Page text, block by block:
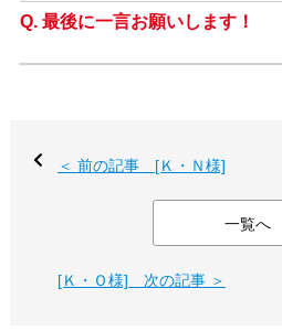
最後に一言お願いします！
＜ 前の記事 [Ｋ・Ｎ様]
一覧へ
[Ｋ・Ｏ様] 次の記事 ＞